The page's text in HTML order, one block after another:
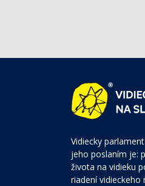
Vidiecky
jeho poslaním je:
života na vidieku
riadení vidieckeho